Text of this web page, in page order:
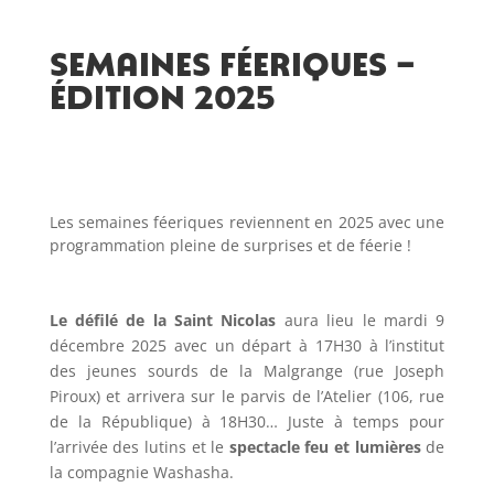
Semaines féeriques –
Édition 2025
Les semaines féeriques reviennent en 2025 avec une
programmation pleine de surprises et de féerie !
Le défilé de la Saint Nicolas aura lieu le mardi 9
décembre 2025 avec un départ à 17H30 à l’institut
des jeunes sourds de la Malgrange (rue Joseph
Piroux) et arrivera sur le parvis de l’Atelier (106, rue
de la République) à 18H30… Juste à temps pour
l’arrivée des lutins et le spectacle feu et lumièresde
la compagnie Washasha.